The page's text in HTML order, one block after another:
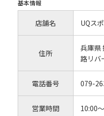
基本情報
店舗名 UQス
住所
兵庫県
路リ
電話番号 079-
営業時間 10:00